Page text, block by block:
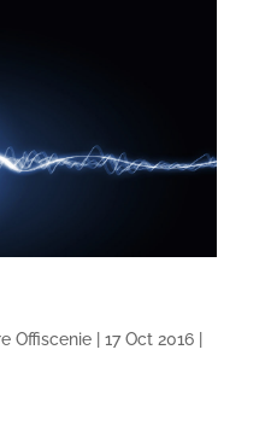
Offiscenie| 17 Oct 2016|